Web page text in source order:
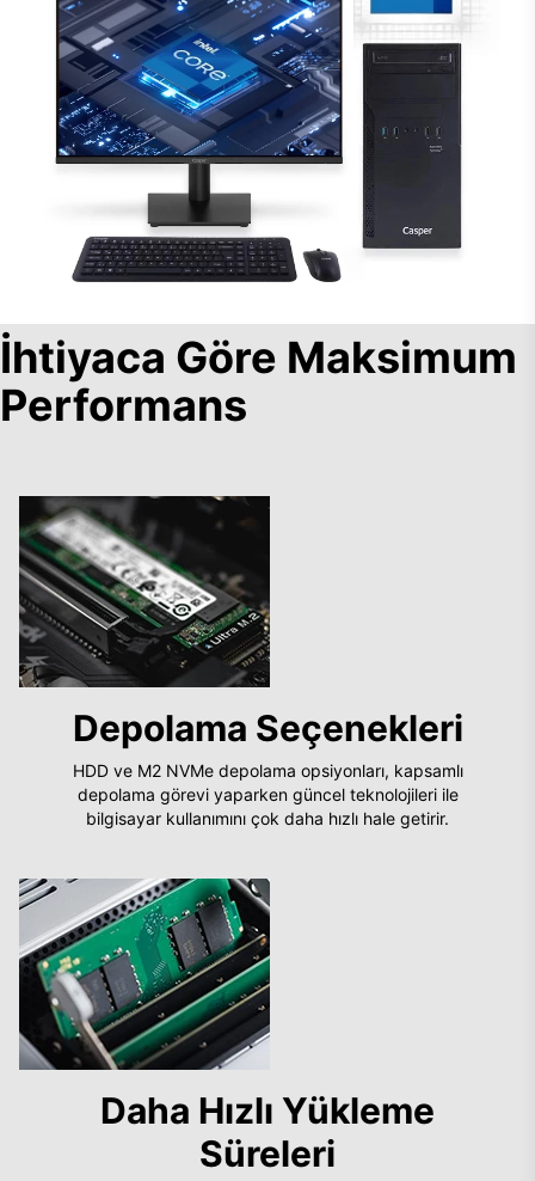
İhtiyaca Göre Maksimum
Performans
Depolama Seçenekleri
HDD ve M2 NVMe depolama opsiyonları, kapsamlı
depolama görevi yaparken güncel teknolojileri ile
bilgisayar kullanımını çok daha hızlı hale getirir.
Daha Hızlı Yükleme
Süreleri